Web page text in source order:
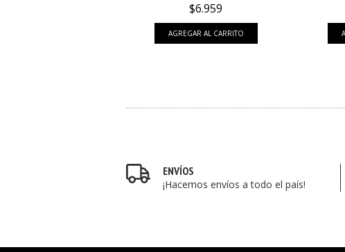
$6.959
ENVÍOS
¡Hacemos envíos a todo el país!